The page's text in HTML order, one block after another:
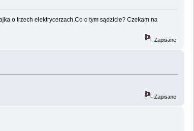
o trzech elektrycerzach.Co o tym sądzicie? Czekam na
Zapisane
Zapisane